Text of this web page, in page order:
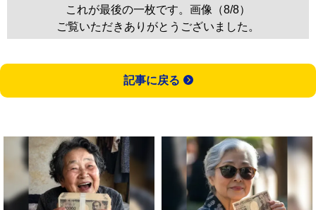
これが最後の一枚です。画像（8/8）
ご覧いただきありがとうございました。
記事に戻る